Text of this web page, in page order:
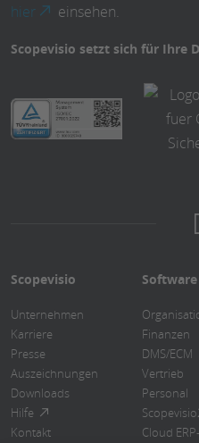
hier
einsehen.
Scopevisio setzt sich für Ihre
Scopevisio
Unternehmen
Karriere
Presse
Auszeichnungen
Downloads
Hilfe
Kontakt
Software
Finanzen
DMS/ECM
Vertrieb
Personal
Cloud